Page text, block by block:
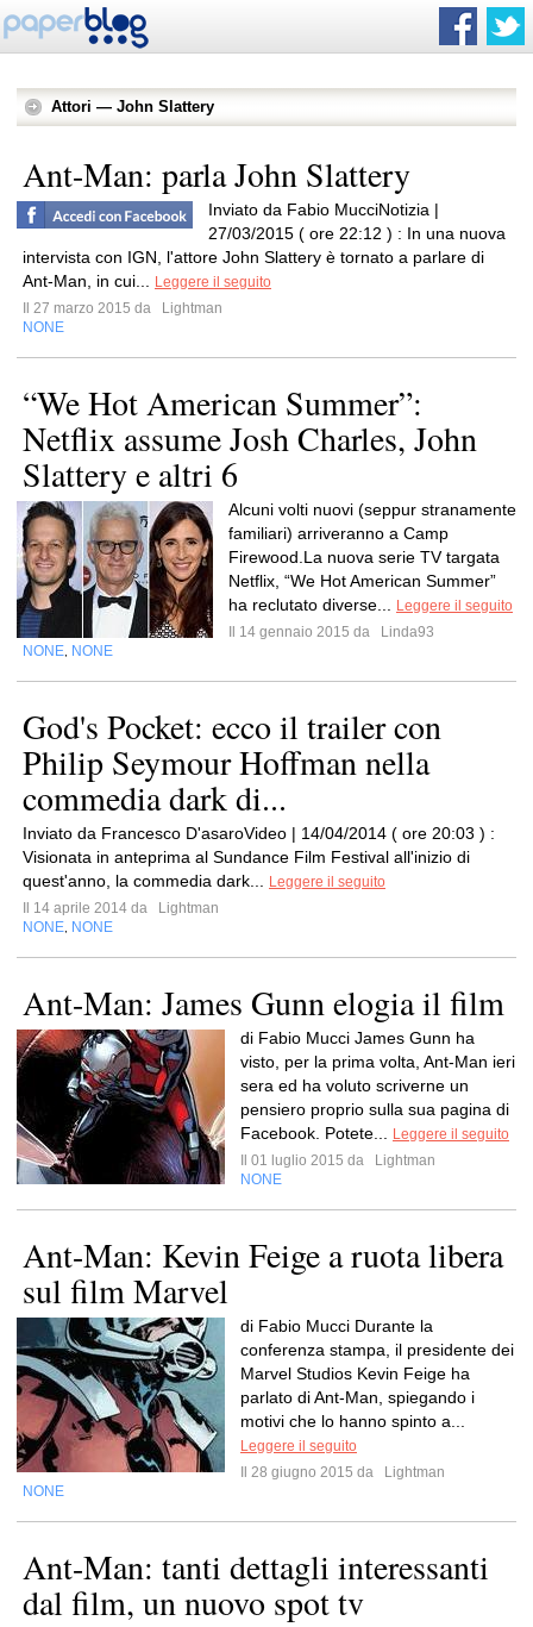
Attori — John Slattery
Ant-Man: parla John Slattery
Inviato da Fabio MucciNotizia |
27/03/2015 ( ore 22:12 ) : In una nuova
intervista con IGN, l'attore John Slattery è tornato a parlare di
Ant-Man, in cui...
Leggere il seguito
Il 27 marzo 2015 da
Lightman
NONE
“We Hot American Summer”:
Netflix assume Josh Charles, John
Slattery e altri 6
Alcuni volti nuovi (seppur stranamente
familiari) arriveranno a Camp
Firewood.La nuova serie TV targata
Netflix, “We Hot American Summer”
ha reclutato diverse...
Leggere il seguito
Il 14 gennaio 2015 da
Linda93
NONE NONE
God's Pocket: ecco il trailer con
Philip Seymour Hoffman nella
commedia dark di...
Inviato da Francesco D'asaroVideo | 14/04/2014 ( ore 20:03 ) :
Visionata in anteprima al Sundance Film Festival all'inizio di
quest'anno, la commedia dark...
Leggere il seguito
Il 14 aprile 2014 da
Lightman
NONE NONE
Ant-Man: James Gunn elogia il film
di Fabio Mucci James Gunn ha
visto, per la prima volta, Ant-Man ieri
sera ed ha voluto scriverne un
pensiero proprio sulla sua pagina di
Facebook. Potete...
Leggere il seguito
Il 01 luglio 2015 da
Lightman
NONE
Ant-Man: Kevin Feige a ruota libera
sul film Marvel
di Fabio Mucci Durante la
conferenza stampa, il presidente dei
Marvel Studios Kevin Feige ha
parlato di Ant-Man, spiegando i
motivi che lo hanno spinto a...
Leggere il seguito
Il 28 giugno 2015 da
Lightman
NONE
Ant-Man: tanti dettagli interessanti
dal film, un nuovo spot tv